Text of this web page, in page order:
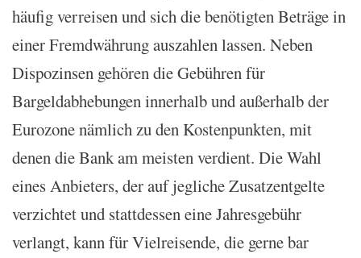
häufig verreisen und sich die benötigten Beträge in
einer Fremdwährung auszahlen lassen. Neben
Dispozinsen gehören die Gebühren für
Bargeldabhebungen innerhalb und außerhalb der
Eurozone nämlich zu den Kostenpunkten, mit
denen die Bank am meisten verdient. Die Wahl
eines Anbieters, der auf jegliche Zusatzentgelte
verzichtet und stattdessen eine Jahresgebühr
verlangt, kann für Vielreisende, die gerne bar